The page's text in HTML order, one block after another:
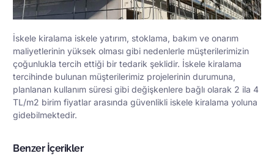
İskele kiralama iskele yatırım, stoklama, bakım ve onarım
maliyetlerinin yüksek olması gibi nedenlerle müşterilerimizin
çoğunlukla tercih ettiği bir tedarik şeklidir. İskele kiralama
tercihinde bulunan müşterilerimiz projelerinin durumuna,
planlanan kullanım süresi gibi değişkenlere bağlı olarak 2 ila 4
TL/m2 birim fiyatlar arasında güvenlikli iskele kiralama yoluna
gidebilmektedir.
Benzer İçerikler